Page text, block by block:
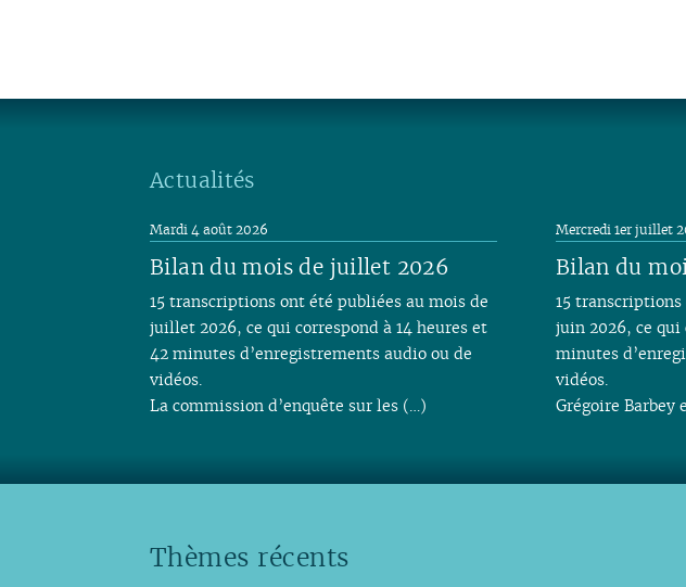
Actualités
Bilan du mois de juillet 2026
Mardi 4 août 2026
15 transcriptions ont été publiées au mois de
juillet 2026, ce qui correspond à 14 heures et
42 minutes d’enregistrements audio ou de
vidéos.
La commission d’enquête sur les (…)
Bilan du
Mercredi 1er juillet
15
juin 2026, ce qui
minutes
vidéos.
Grégoire
Thèmes récents